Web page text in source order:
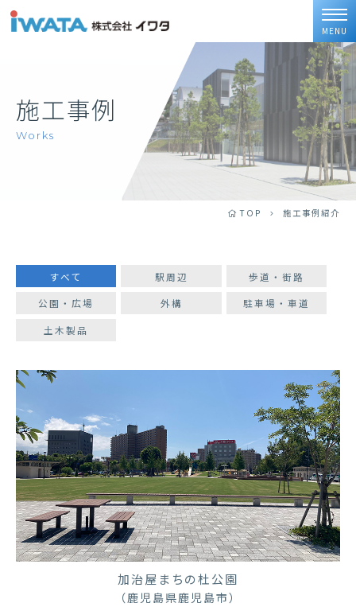
MENU
施工事例
Works
TOP 施工事例紹介
すべて 駅周辺
歩道・街路
公園・広場
外構
駐車場・車道
土木製品
加治屋まちの杜公園
（鹿児島県鹿児島市）